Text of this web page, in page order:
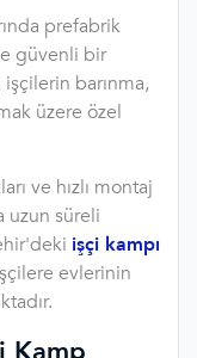
prefabrik
güvenli bir
işçilerin barınma,
üzere özel
ve hızlı montaj
uzun süreli
işçi kampı
evlerinin